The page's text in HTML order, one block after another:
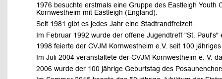
1976 besuchte erstmals eine Gruppe des Eastleigh
Kornwestheim mit Eastleigh (England).
Seit 1981 gibt es jedes Jahr eine Stadtrandfreizeit.
Im Februar 1992 wurde der offene Jugendtreff "St.
1998 feierte der CVJM Kornwestheim e.V. seit 100
Im Juli 2004 veranstaltete der CVJM Kornwestheim e. V.
2006 wurde der 100 jährige Geburtstag des